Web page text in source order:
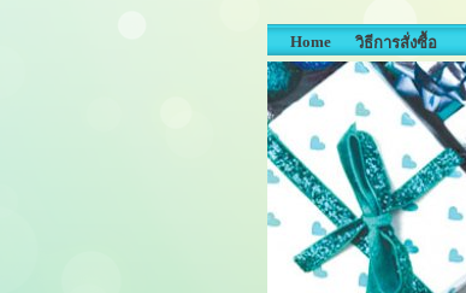
Home วิธีการสั่งซื้อ